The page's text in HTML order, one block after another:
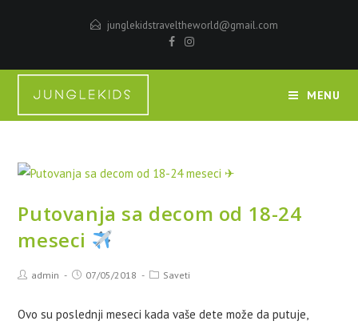
junglekidstraveltheworld@gmail.com
MENU
Putovanja sa decom od 18-24
meseci
admin 07/05/2018 Saveti
Ovo su poslednji meseci kada vaše dete može da putuje,